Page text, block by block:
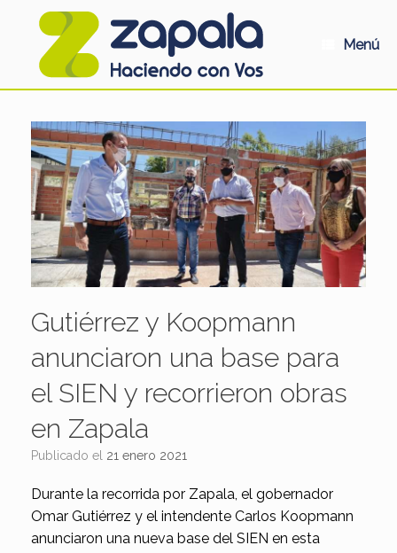
Menú
Gutiérrez y Koopmann
anunciaron una base para
el SIEN y recorrieron obras
en Zapala
Publicado el 21 enero 2021
Durante la recorrida por Zapala, el gobernador
Omar Gutiérrez y el intendente Carlos Koopmann
anunciaron una nueva base del SIEN en esta